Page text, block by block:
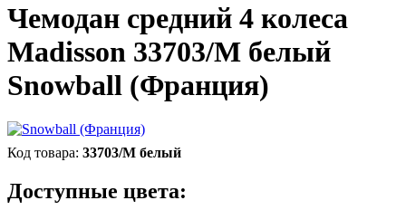
Чемодан средний 4 колеса
Madisson 33703/M белый
Snowball (Франция)
33703/M белый
Доступные цвета: